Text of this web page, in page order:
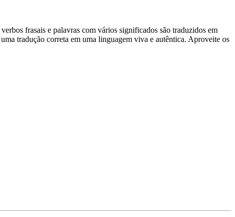
frasais e palavras com vários significados são traduzidos em
tradução correta em uma linguagem viva e autêntica. Aproveite os